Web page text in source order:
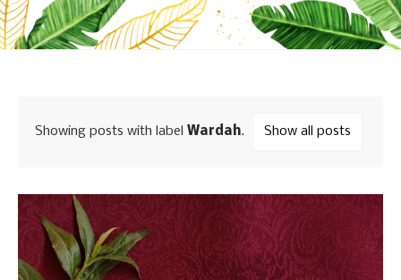
Showing posts with label Wardah. Show all posts